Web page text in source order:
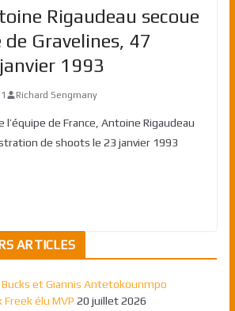
Rigaudeau secoue
de Gravelines, 47
1993
Richard Sengmany
l’équipe de France, Antoine Rigaudeau
de shoots le 23 janvier 1993
ARTICLES
Bucks et Giannis Antetokounmpo
élu MVP 20 juillet 2026